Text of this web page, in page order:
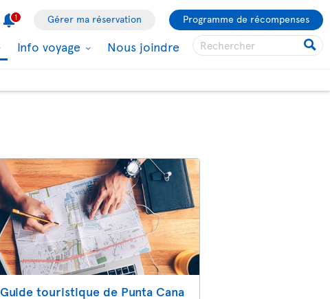
1 Gérer ma réservation Programme de récompenses
Info voyage Nous joindre
Guide touristique de Punta Cana